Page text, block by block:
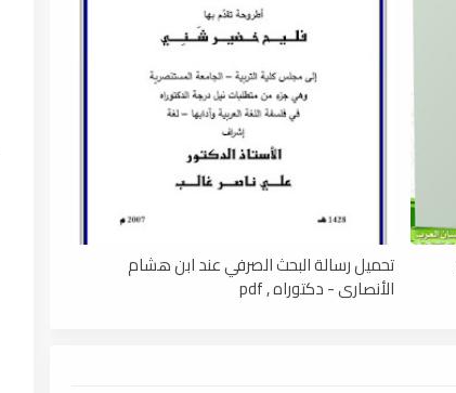
تحميل رسالة البحث الصرفي عند ابن هشام
الأنصاري - دكتوراه , pdf